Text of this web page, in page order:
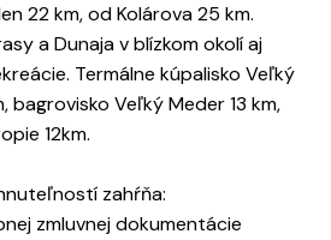
22 km, od Kolárova 25 km.
a Dunaja v blízkom okolí aj
Termálne kúpalisko Veľký
bagrovisko Veľký Meder 13 km,
12km.
zahŕňa:
zmluvnej dokumentácie